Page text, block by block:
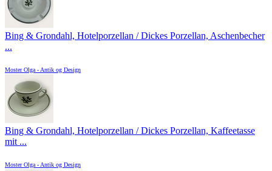
Bing & Grondahl, Hotelporzellan / Dickes Porzellan, Aschenbecher
...
Moster Olga - Antik og Design
Bing & Grondahl, Hotelporzellan / Dickes Porzellan, Kaffeetasse
mit ...
Moster Olga - Antik og Design